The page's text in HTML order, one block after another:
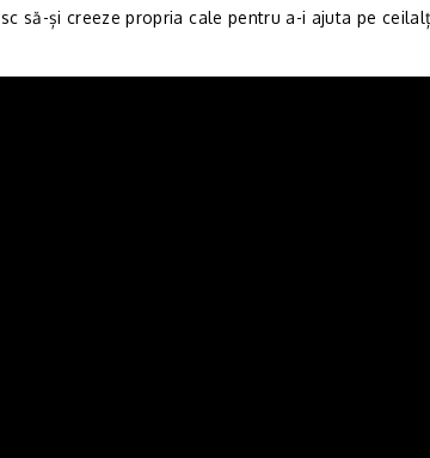
să-și creeze propria cale pentru a-i ajuta pe